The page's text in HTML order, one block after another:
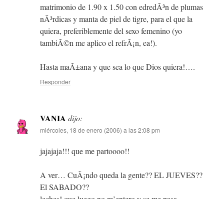
matrimonio de 1.90 x 1.50 con edredÃ³n de plumas
nÃ³rdicas y manta de piel de tigre, para el que la
quiera, preferiblemente del sexo femenino (yo
tambiÃ©n me aplico el refrÃ¡n, ea!).
Hasta maÃ±ana y que sea lo que Dios quiera!….
Responder
VANIA dijo:
miércoles, 18 de enero (2006) a las 2:08 pm
jajajaja!!! que me partoooo!!
A ver… CuÃ¡ndo queda la gente?? EL JUEVES??
El SABADO??